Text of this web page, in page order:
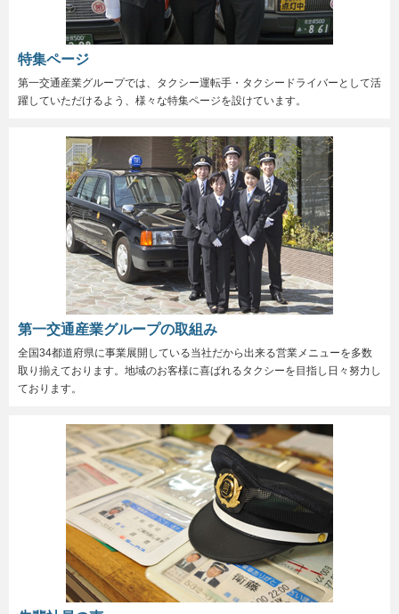
特集ページ
第一交通産業グループでは、タクシー運転手・タクシードライバーとして活
躍していただけるよう、様々な特集ページを設けています。
第一交通産業グループの取組み
全国34都道府県に事業展開している当社だから出来る営業メニューを多数
取り揃えております。地域のお客様に喜ばれるタクシーを目指し日々努力し
ております。